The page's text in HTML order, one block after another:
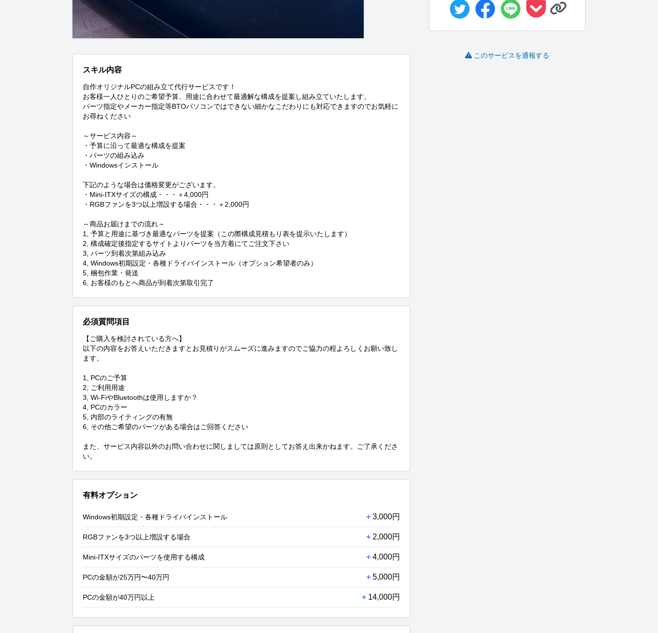
スキル内容
自作オリジナルPCの組み立て代行サービスです！
お客様一人ひとりのご希望予算、用途に合わせて最適解な構成を提案し組み立ていたします。
パーツ指定やメーカー指定等BTOパソコンではできない細かなこだわりにも対応できますのでお気軽に
お尋ねください
～サービス内容～
・予算に沿って最適な構成を提案
・パーツの組み込み
・Windowsインストール
下記のような場合は価格変更がございます。
・Mini-ITXサイズの構成・・・＋4,000円
・RGBファンを3つ以上増設する場合・・・＋2,000円
～商品お届けまでの流れ～
1, 予算と用途に基づき最適なパーツを提案（この際構成見積もり表を提示いたします）
2, 構成確定後指定するサイトよりパーツを当方着にてご注文下さい
3, パーツ到着次第組み込み
4, Windows初期設定・各種ドライバインストール（オプション希望者のみ）
5, 梱包作業・発送
6, お客様のもとへ商品が到着次第取引完了
必須質問項目
【ご購入を検討されている方へ】
以下の内容をお答えいただきますとお見積りがスムーズに進みますのでご協力の程よろしくお願い致し
ます。
1, PCのご予算
2, ご利用用途
3, Wi-FiやBluetoothは使用しますか？
4, PCのカラー
5, 内部のライティングの有無
6, その他ご希望のパーツがある場合はご回答ください
また、サービス内容以外のお問い合わせに関しましては原則としてお答え出来かねます。ご了承くださ
い。
有料オプション
Windows初期設定・各種ドライバインストール + 3,000円
RGBファンを3つ以上増設する場合 + 2,000円
Mini-ITXサイズのパーツを使用する構成 + 4,000円
PCの金額が25万円〜40万円 + 5,000円
PCの金額が40万円以上 + 14,000円
このサービスを通報する